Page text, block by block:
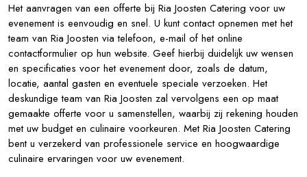
Het aanvragen van een offerte bij Ria Joosten Catering voor uw
evenement is eenvoudig en snel. U kunt contact opnemen met het
team van Ria Joosten via telefoon, e-mail of het online
contactformulier op hun website. Geef hierbij duidelijk uw wensen
en specificaties voor het evenement door, zoals de datum,
locatie, aantal gasten en eventuele speciale verzoeken. Het
deskundige team van Ria Joosten zal vervolgens een op maat
gemaakte offerte voor u samenstellen, waarbij zij rekening houden
met uw budget en culinaire voorkeuren. Met Ria Joosten Catering
bent u verzekerd van professionele service en hoogwaardige
culinaire ervaringen voor uw evenement.